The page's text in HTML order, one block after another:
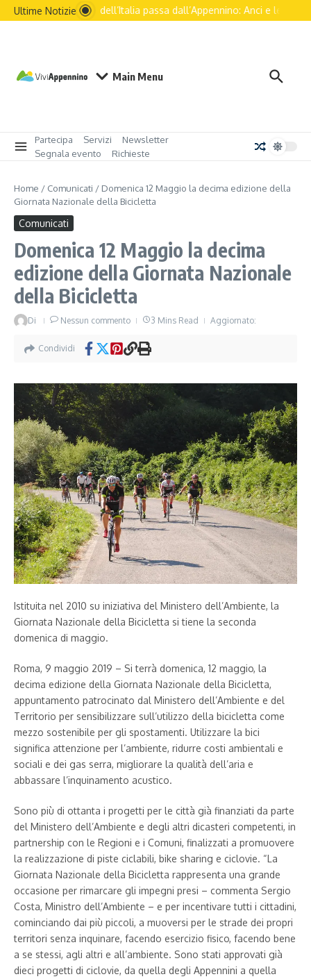
Salta al contenuto
Ultime NotizieIl futuro dell’Italia passa dall’Appennino: Anci e le
Main Menu
Partecipa Servizi
Newsletter
Segnala evento
Richieste
Home / Comunicati / Domenica 12 Maggio la decima edizione della
Giornata Nazionale della Bicicletta
Comunicati
Domenica 12 Maggio la decima
edizione della Giornata Nazionale
della Bicicletta
Di Nessun commento 3 Mins Read Aggiornato:
Condividi
Istituita nel 2010 su iniziativa del Ministero dell’Ambiente, la
Giornata Nazionale della Bicicletta si tiene la seconda
domenica di maggio.
Roma, 9 maggio 2019 – Si terrà domenica, 12 maggio, la
decima edizione della Giornata Nazionale della Bicicletta,
appuntamento patrocinato dal Ministero dell’Ambiente e del
Territorio per sensibilizzare sull’utilizzo della bicicletta come
mezzo sostenibile per gli spostamenti. Utilizzare la bici
significa attenzione per l’ambiente, ridurre costi ambientali e
sociali e dei gas serra, migliorare la qualità dell’aria e
abbassare l’inquinamento acustico.
Sono più di ottanta i progetti per le città già finanziati da parte
del Ministero dell’Ambiente e degli altri dicasteri competenti, in
partnership con le Regioni e i Comuni, finalizzati a promuovere
la realizzazione di piste ciclabili, bike sharing e ciclovie. “La
Giornata Nazionale della Bicicletta rappresenta una grande
occasione per rimarcare gli impegni presi – commenta Sergio
Costa, Ministro dell’Ambiente – e per incentivare tutti i cittadini,
cominciando dai più piccoli, a muoversi per le strade dei propri
territori senza inquinare, facendo esercizio fisico, facendo bene
a se stessi, agli altri e all’ambiente. Sono stati approvati già
dieci progetti di ciclovie, da quella degli Appennini a quella